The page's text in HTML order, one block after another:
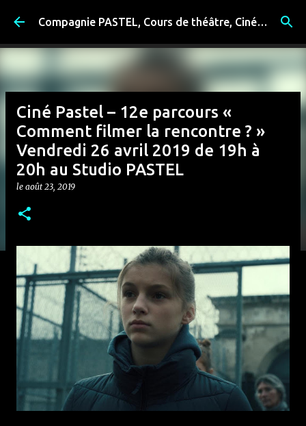
Accéder au contenu principal Compagnie PASTEL, Cours de théâtre, Cinéma, Exposition, Ateliers artistiques, Spectacle à Reims
Ciné Pastel – 12e parcours «
Comment filmer la rencontre ? »
Vendredi 26 avril 2019 de 19h à
20h au Studio PASTEL
le août 23, 2019